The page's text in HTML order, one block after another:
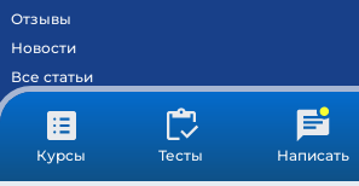
Курсы Тесты Написать
Отзывы
Новости
Все статьи
Контакты
Вход на образовательный портал
Сведения